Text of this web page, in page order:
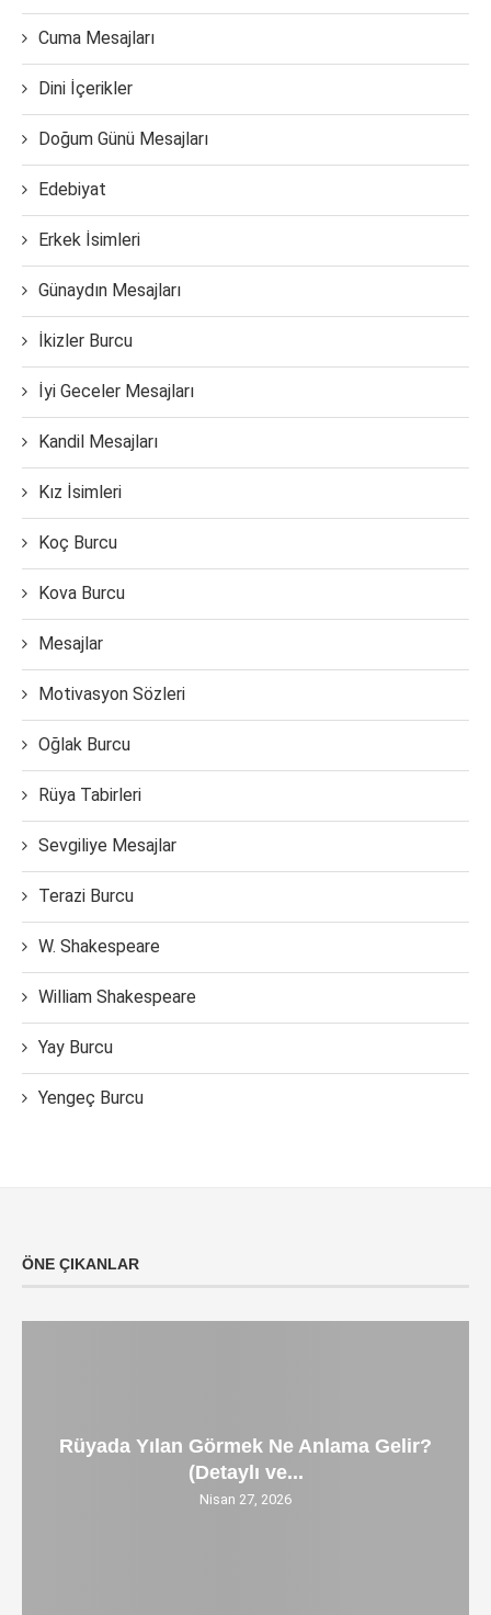
Cuma Mesajları
Dini İçerikler
Doğum Günü Mesajları
Edebiyat
Erkek İsimleri
Günaydın Mesajları
İkizler Burcu
İyi Geceler Mesajları
Kandil Mesajları
Kız İsimleri
Koç Burcu
Kova Burcu
Mesajlar
Motivasyon Sözleri
Oğlak Burcu
Rüya Tabirleri
Sevgiliye Mesajlar
Terazi Burcu
W. Shakespeare
William Shakespeare
Yay Burcu
Yengeç Burcu
ÖNE ÇIKANLAR
Rüyada Yılan Görmek Ne Anlama Gelir?
(Detaylı ve...
Nisan 27, 2026